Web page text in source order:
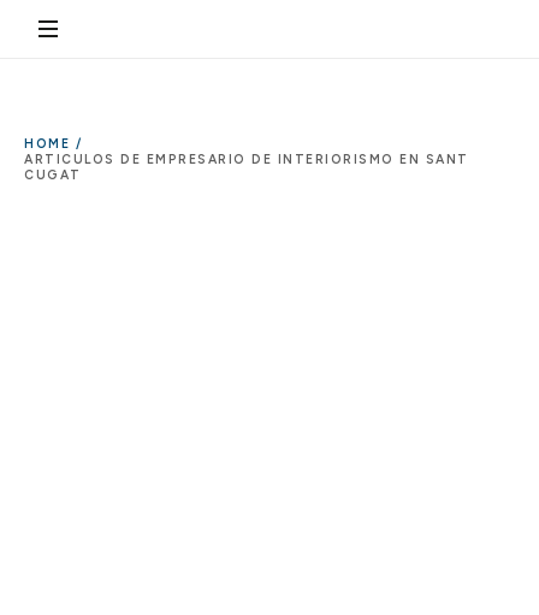
HOME /
ARTICULOS DE EMPRESARIO DE INTERIORISMO EN SANT
CUGAT